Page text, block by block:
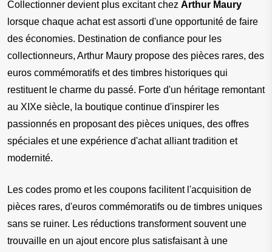
Collectionner devient plus excitant chez Arthur Maury
lorsque chaque achat est assorti d'une opportunité de faire
des économies. Destination de confiance pour les
collectionneurs, Arthur Maury propose des pièces rares, des
euros commémoratifs et des timbres historiques qui
restituent le charme du passé. Forte d'un héritage remontant
au XIXe siècle, la boutique continue d'inspirer les
passionnés en proposant des pièces uniques, des offres
spéciales et une expérience d'achat alliant tradition et
modernité.
Les codes promo et les coupons facilitent l'acquisition de
pièces rares, d'euros commémoratifs ou de timbres uniques
sans se ruiner. Les réductions transforment souvent une
trouvaille en un ajout encore plus satisfaisant à une